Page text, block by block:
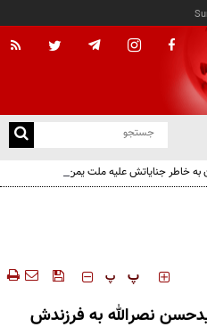
به خاطر جنایاتش علیه ملت یمن نخواهد شد
‍‍‍ پ پ
نصرالله به فرزندش